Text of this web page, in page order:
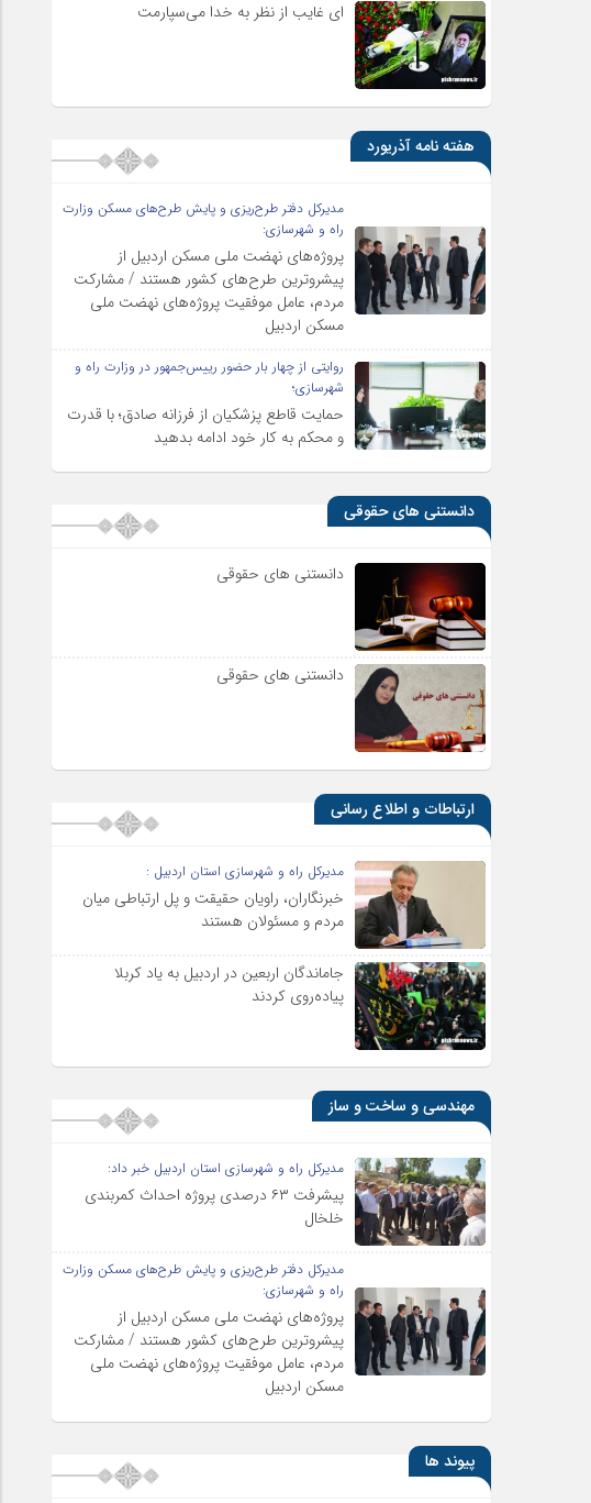
ای غایب از نظر به خدا می‌سپارمت
هفته نامه آذریورد
مدیرکل دفتر طرح‌ریزی و پایش طرح‌های مسکن وزارت
راه و شهرسازی:
پروژه‌های نهضت ملی مسکن اردبیل از
پیشروترین طرح‌های کشور هستند / مشارکت
مردم، عامل موفقیت پروژه‌های نهضت ملی
مسکن اردبیل
روایتی از چهار بار حضور رییس‌جمهور در وزارت راه و
شهرسازی؛
حمایت قاطع پزشکیان از فرزانه صادق؛ با قدرت
و محکم به کار خود ادامه بدهید
دانستنی های حقوقی
دانستنی های حقوقی
دانستنی های حقوقی
ارتباطات و اطلاع رسانی
مدیرکل راه و شهرسازی استان اردبیل :
خبرنگاران، راویان حقیقت و پل ارتباطی میان
مردم و مسئولان هستند
جاماندگان اربعین در اردبیل به یاد کربلا
پیاده‌روی کردند
مهندسی و ساخت و ساز
مدیرکل راه و شهرسازی استان اردبیل خبر داد:
پیشرفت ۶۳ درصدی پروژه احداث کمربندی
خلخال
مدیرکل دفتر طرح‌ریزی و پایش طرح‌های مسکن وزارت
راه و شهرسازی:
پروژه‌های نهضت ملی مسکن اردبیل از
پیشروترین طرح‌های کشور هستند / مشارکت
مردم، عامل موفقیت پروژه‌های نهضت ملی
مسکن اردبیل
پیوند ها